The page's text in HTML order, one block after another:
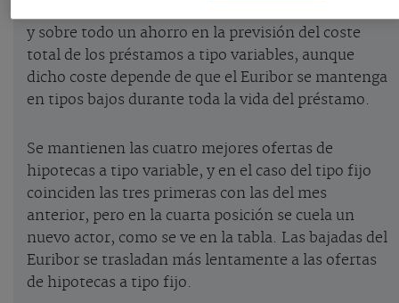
y sobre todo un ahorro en la previsión del coste
total de los préstamos a tipo variables, aunque
dicho coste depende de que el Euribor se mantenga
en tipos bajos durante toda la vida del préstamo.
Se mantienen las cuatro mejores ofertas de
hipotecas a tipo variable, y en el caso del tipo fijo
coinciden las tres primeras con las del mes
anterior, pero en la cuarta posición se cuela un
nuevo actor, como se ve en la tabla. Las bajadas del
Euribor se trasladan más lentamente a las ofertas
de hipotecas a tipo fijo.